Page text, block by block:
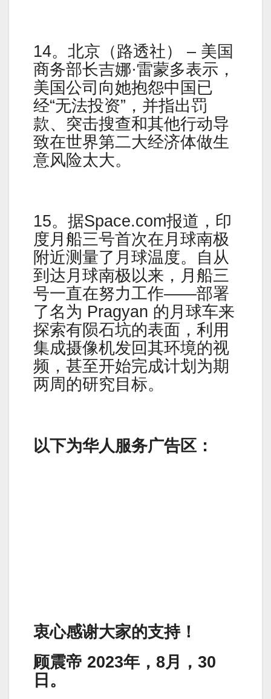
14。北京（路透社） – 美国
商务部长吉娜·雷蒙多表示，
美国公司向她抱怨中国已
经“无法投资”，并指出罚
款、突击搜查和其他行动导
致在世界第二大经济体做生
意风险太大。
15。据Space.com报道，印
度月船三号首次在月球南极
附近测量了月球温度。自从
到达月球南极以来，月船三
号一直在努力工作——部署
了名为 Pragyan 的月球车来
探索有陨石坑的表面，利用
集成摄像机发回其环境的视
频，甚至开始完成计划为期
两周的研究目标。
以下为华人服务广告区：
衷心感谢大家的支持！
顾震帝 2023年，8月，30
日。